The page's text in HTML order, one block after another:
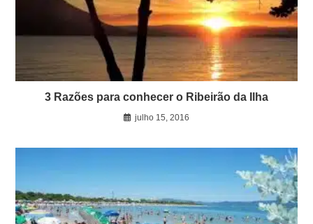
3 Razões para conhecer o Ribeirão da Ilha
julho 15, 2016